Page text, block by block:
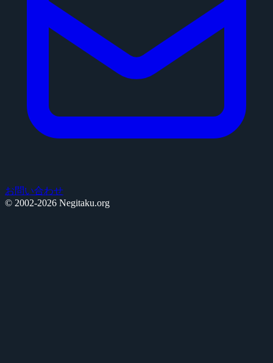
お問い合わせ
© 2002-2026 Negitaku.org